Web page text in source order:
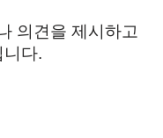
의견을 제시하고
다.